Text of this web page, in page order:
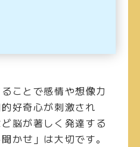
ことで感情や想像力
好奇心が刺激され
脳が著しく発達する
かせ」は大切です。